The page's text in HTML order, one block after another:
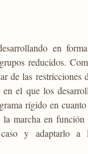
en
reducidos.
de las restricciones
el que los
rígido en
la marcha en función
y adaptarlo a